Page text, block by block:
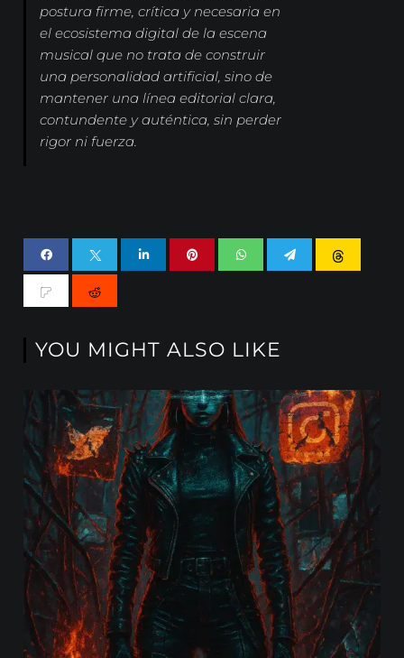
postura firme, crítica y necesaria en
el ecosistema digital de la escena
musical que no trata de construir
una personalidad artificial, sino de
mantener una línea editorial clara,
contundente y auténtica, sin perder
rigor ni fuerza.
YOU MIGHT ALSO LIKE